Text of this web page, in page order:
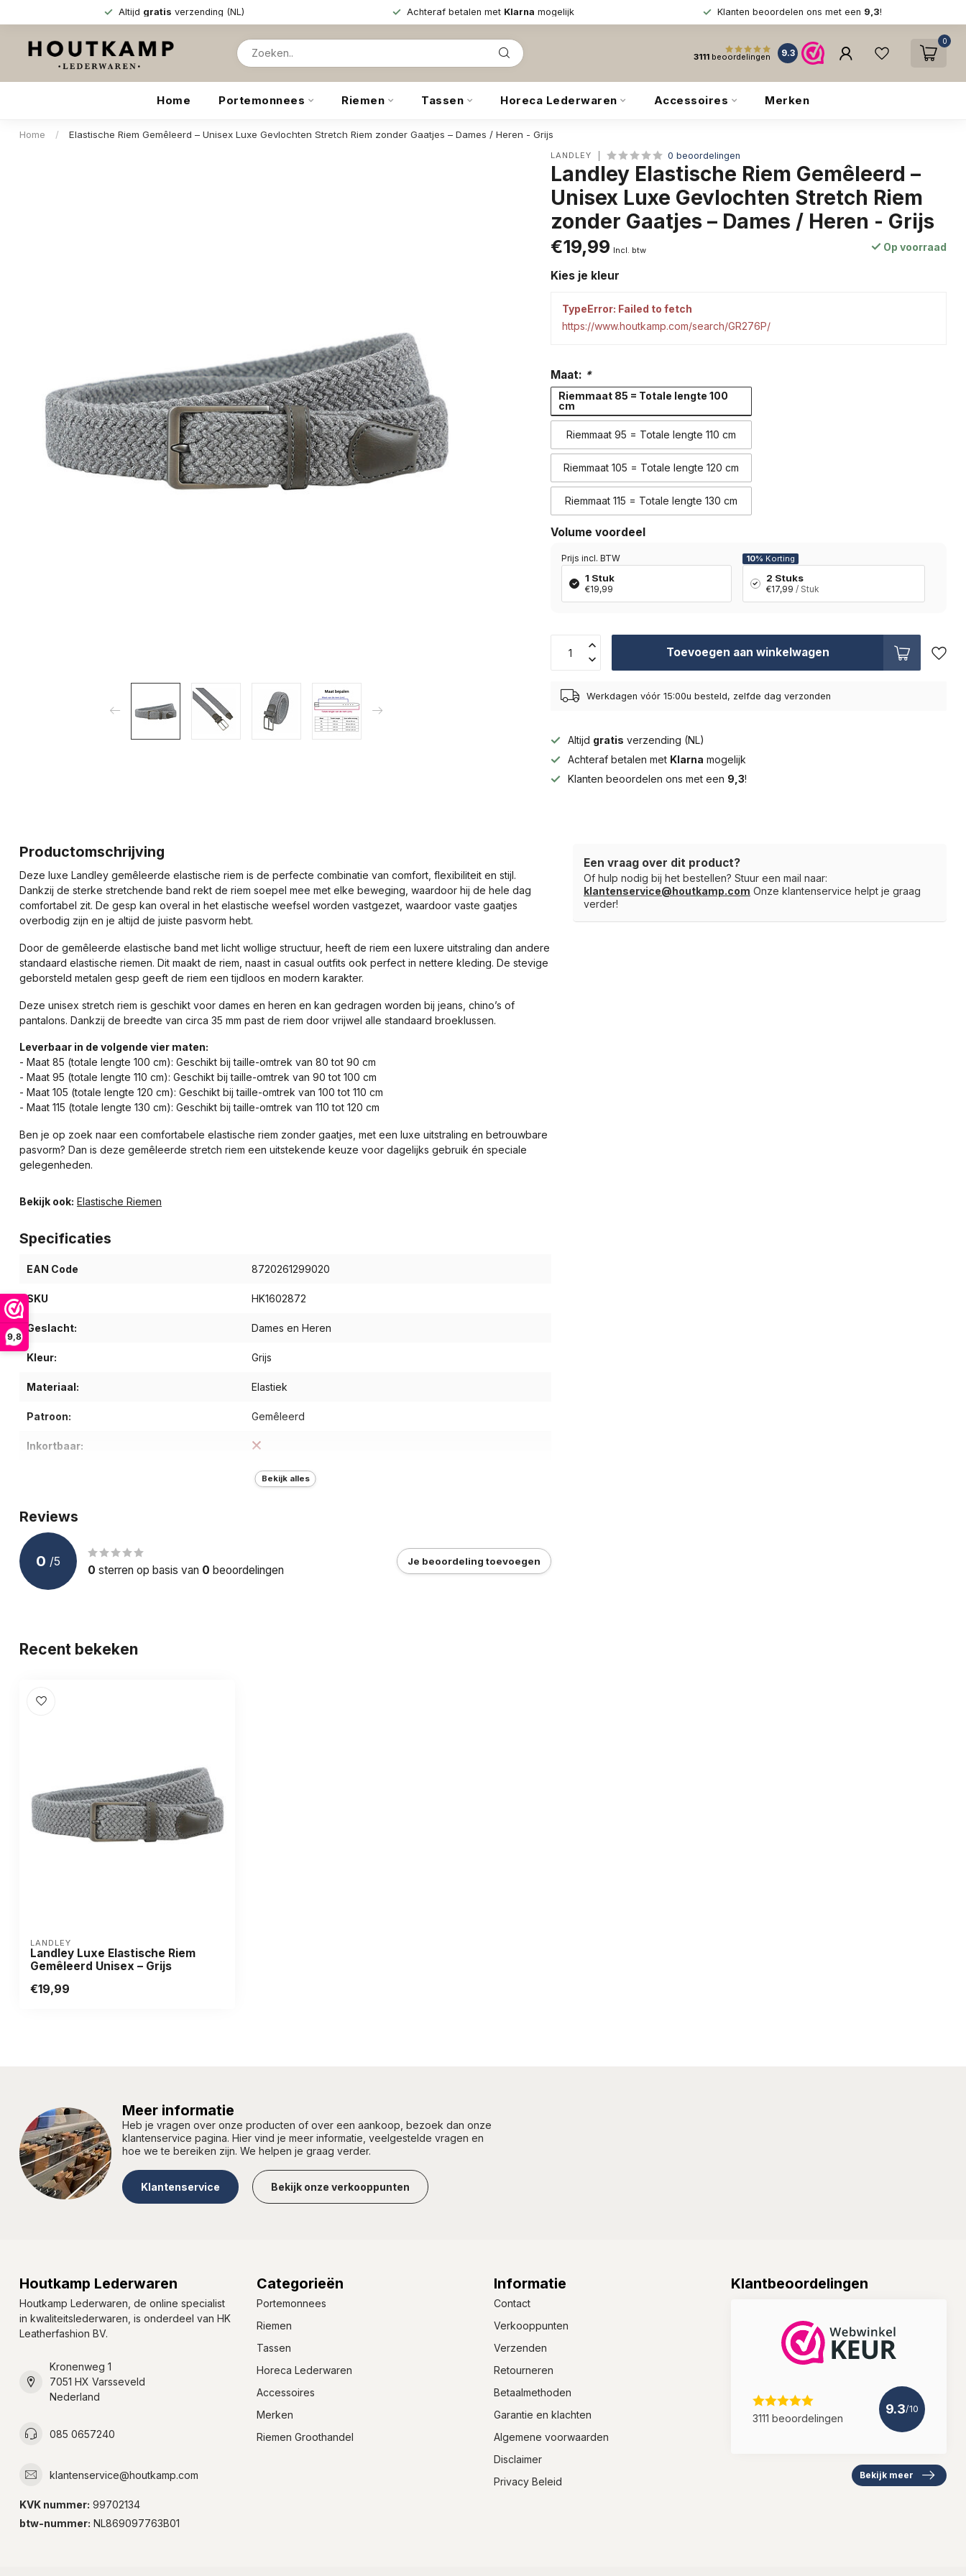
9,8
Altijd gratis verzending (NL) Achteraf betalen met Klarna mogelijk Klanten beoordelen ons met een 9,3!
3111 beoordelingen 9.3
0
Home Portemonnees Riemen Tassen Horeca Lederwaren Accessoires Merken
Home / Elastische Riem Gemêleerd – Unisex Luxe Gevlochten Stretch Riem zonder Gaatjes – Dames / Heren - Grijs
LANDLEY 0 beoordelingen
Landley Elastische Riem Gemêleerd –
Unisex Luxe Gevlochten Stretch Riem
zonder Gaatjes – Dames / Heren - Grijs
€19,99 Incl. btw Op voorraad
Kies je kleur
TypeError: Failed to fetch
https://www.houtkamp.com/search/GR276P/
Maat: *
Riemmaat 85 = Totale lengte 100
cm
Riemmaat 95 = Totale lengte 110 cm
Riemmaat 105 = Totale lengte 120 cm
Riemmaat 115 = Totale lengte 130 cm
Volume voordeel
Prijs incl. BTW
1 Stuk
€19,99
10% Korting
2 Stuks
€17,99 / Stuk
Toevoegen aan winkelwagen
Werkdagen vóór 15:00u besteld, zelfde dag verzonden
Altijd gratis verzending (NL)
Achteraf betalen met Klarna mogelijk
Klanten beoordelen ons met een 9,3!
Productomschrijving
Deze luxe Landley gemêleerde elastische riem is de perfecte combinatie van comfort, flexibiliteit en stijl.
Dankzij de sterke stretchende band rekt de riem soepel mee met elke beweging, waardoor hij de hele dag
comfortabel zit. De gesp kan overal in het elastische weefsel worden vastgezet, waardoor vaste gaatjes
overbodig zijn en je altijd de juiste pasvorm hebt.
Door de gemêleerde elastische band met licht wollige structuur, heeft de riem een luxere uitstraling dan andere
standaard elastische riemen. Dit maakt de riem, naast in casual outfits ook perfect in nettere kleding. De stevige
geborsteld metalen gesp geeft de riem een tijdloos en modern karakter.
Deze unisex stretch riem is geschikt voor dames en heren en kan gedragen worden bij jeans, chino’s of
pantalons. Dankzij de breedte van circa 35 mm past de riem door vrijwel alle standaard broeklussen.
Leverbaar in de volgende vier maten:
- Maat 85 (totale lengte 100 cm): Geschikt bij taille-omtrek van 80 tot 90 cm
- Maat 95 (totale lengte 110 cm): Geschikt bij taille-omtrek van 90 tot 100 cm
- Maat 105 (totale lengte 120 cm): Geschikt bij taille-omtrek van 100 tot 110 cm
- Maat 115 (totale lengte 130 cm): Geschikt bij taille-omtrek van 110 tot 120 cm
Ben je op zoek naar een comfortabele elastische riem zonder gaatjes, met een luxe uitstraling en betrouwbare
pasvorm? Dan is deze gemêleerde stretch riem een uitstekende keuze voor dagelijks gebruik én speciale
gelegenheden.
Bekijk ook: Elastische Riemen
Specificaties
EAN Code 8720261299020
SKU HK1602872
Geslacht: Dames en Heren
Kleur: Grijs
Materiaal: Elastiek
Patroon: Gemêleerd
Inkortbaar:
Elastische riem
Gewicht (g):
Doelgroep: Volwassenen
Bekijk alles
Reviews
0 /5
0 sterren op basis van 0 beoordelingen
Je beoordeling toevoegen
Een vraag over dit product?
Of hulp nodig bij het bestellen? Stuur een mail naar:
klantenservice@houtkamp.com Onze klantenservice helpt je graag
verder!
Recent bekeken
LANDLEY
Landley Luxe Elastische Riem
Gemêleerd Unisex – Grijs
€19,99
Meer informatie
Heb je vragen over onze producten of over een aankoop, bezoek dan onze
klantenservice pagina. Hier vind je meer informatie, veelgestelde vragen en
hoe we te bereiken zijn. We helpen je graag verder.
Klantenservice Bekijk onze verkooppunten
Houtkamp Lederwaren
Houtkamp Lederwaren, de online specialist
in kwaliteitslederwaren, is onderdeel van HK
Leatherfashion BV.
Kronenweg 1
7051 HX Varsseveld
Nederland
085 0657240
klantenservice@houtkamp.com
KVK nummer: 99702134
btw-nummer: NL869097763B01
Categorieën
Portemonnees
Riemen
Tassen
Horeca Lederwaren
Accessoires
Merken
Riemen Groothandel
Informatie
Contact
Verkooppunten
Verzenden
Retourneren
Betaalmethoden
Garantie en klachten
Algemene voorwaarden
Disclaimer
Privacy Beleid
Klantbeoordelingen
3111 beoordelingen
9.3/10
Bekijk meer